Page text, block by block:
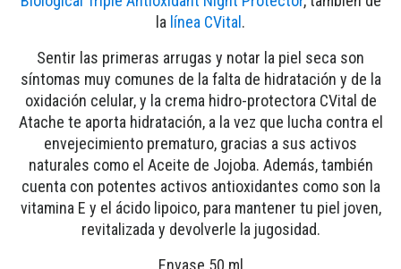
la línea CVital.
Sentir las primeras arrugas y notar la piel seca son
síntomas muy comunes de la falta de hidratación y de la
oxidación celular, y la crema hidro-protectora CVital de
Atache te aporta hidratación, a la vez que lucha contra el
envejecimiento prematuro, gracias a sus activos
naturales como el Aceite de Jojoba. Además, también
cuenta con potentes activos antioxidantes como son la
vitamina E y el ácido lipoico, para mantener tu piel joven,
revitalizada y devolverle la jugosidad.
Envase 50 ml